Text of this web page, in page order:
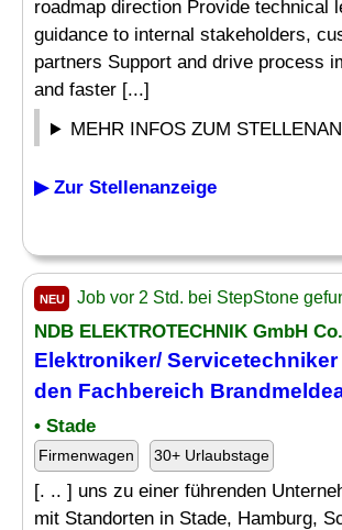
roadmap direction Provide technical
guidance to internal stakeholders,
partners Support and drive process
and faster [...]
MEHR INFOS ZUM
▶ Zur Stellenanzeige
NEU Job vor 2 Std. bei StepStone
NDB ELEKTROTECHNIK GmbH
Elektroniker/ Servicetechniker
den Fachbereich
• Stade
Firmenwagen 30+ Urlaubstage
[. .. ] uns zu einer führenden
mit Standorten in Stade, Hamburg,